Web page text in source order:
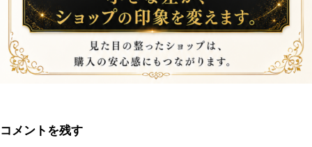
コメントを残す